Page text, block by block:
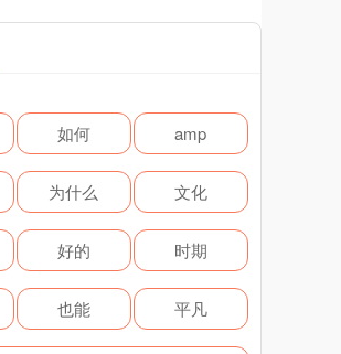
如何 amp
为什么 文化
好的 时期
也能 平凡